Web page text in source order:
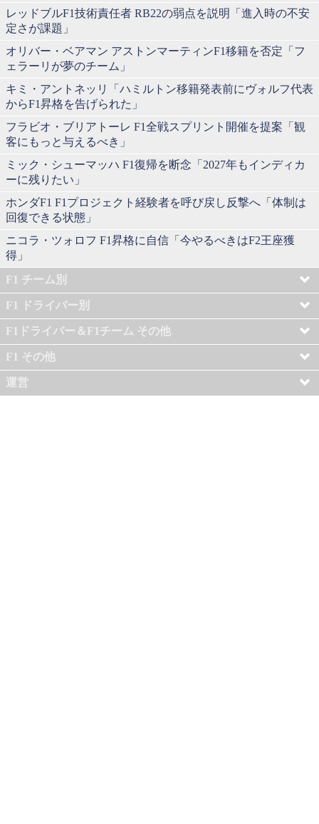
レッドブルF1技術責任者 RB22の弱点を説明「進入時の不安
定さが課題」
オリバー・ベアマン アストンマーティンF1移籍を否定「フ
ェラーリが夢のチーム」
キミ・アントネッリ「ハミルトン移籍発表前にヴォルフ代表
からF1昇格を告げられた」
フラビオ・ブリアトーレ F1全戦スプリント開催を提案「観
客にもっと与えるべき」
ミック・シューマッハ F1復帰を断念「2027年もインディカ
ーに残りたい」
ホンダF1 F1プロジェクト経験者を呼び戻し反撃へ「体制は
回復できる状態」
ニコラ・ツォロフ F1昇格に自信「今やるべきはF2王座獲
得」
F1 チーム別
F1 ドライバー別
F1ドライバー＆F1チーム その他
F1 その他
運営